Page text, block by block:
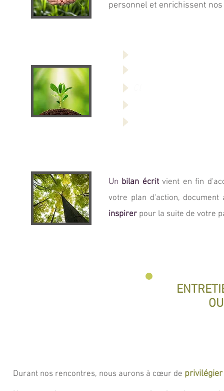
personnel et enrichissent
Un bilan écrit vient en fin
votre plan d'action, document
inspirer pour la suite de votre
Durant nos rencontres, nous aurons à cœur de